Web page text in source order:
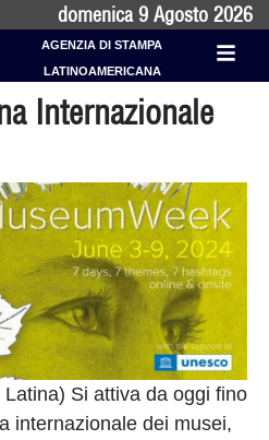
domenica 9 Agosto 2026
AGENZIA DI STAMPA
LATINOAMERICANA
Internazionale
Si attiva da oggi fino
internazionale dei musei,